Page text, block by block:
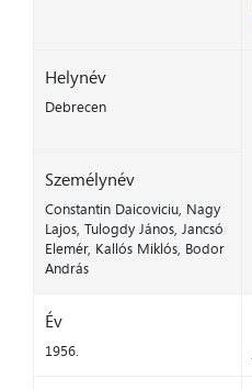
Helynév
Debrecen
Személynév
Constantin Daicoviciu, Nagy
Lajos, Tulogdy János, Jancsó
Elemér, Kallós Miklós, Bodor
András
Év
1956.